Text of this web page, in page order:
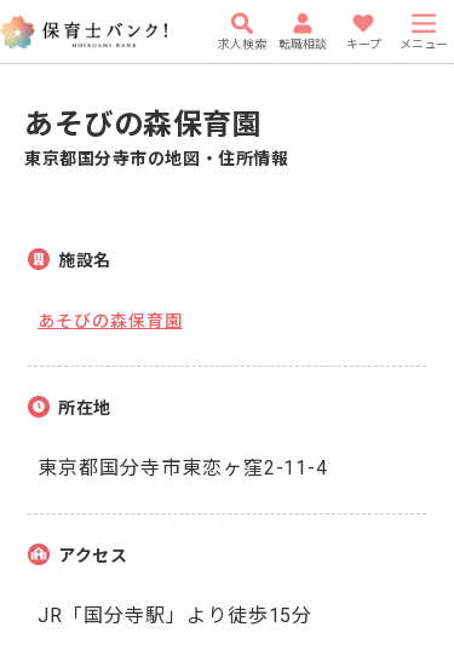
求人検索 転職相談 キープ メニュー
あそびの森保育園
東京都国分寺市の地図・住所情報
施設名
あそびの森保育園
所在地
東京都国分寺市東恋ヶ窪2-11-4
アクセス
JR「国分寺駅」より徒歩15分